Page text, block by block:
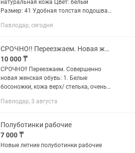
натуральная кожа Цвет: белый
Размер: 41 Удобная толстая подошва
Сарыарка Возможна доставка
Павлодар, сегодня
СРОЧНО!! Переезжаем. Новая женская кожаная обувь. Босоножки, полуботинки
10 000 ₸
СРОЧНО!! Переезжаем. Совершенно
новая женская обувь: 1. Белые
босоножки, кожа верх/ стелька, очень
Торг 2. Модельные полуботинки, светло
Павлодар, 3 августа
Полуботинки рабочие
7 000 ₸
Новые летние полуботинки рабочие